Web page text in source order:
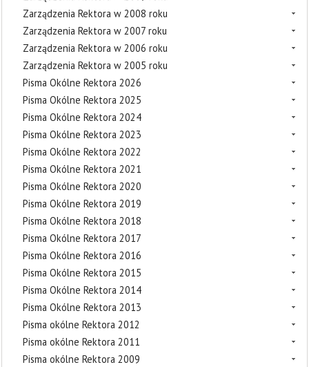
Zarządzenia Rektora w 2008 roku
Zarządzenia Rektora w 2007 roku
Zarządzenia Rektora w 2006 roku
Zarządzenia Rektora w 2005 roku
Pisma Okólne Rektora 2026
Pisma Okólne Rektora 2025
Pisma Okólne Rektora 2024
Pisma Okólne Rektora 2023
Pisma Okólne Rektora 2022
Pisma Okólne Rektora 2021
Pisma Okólne Rektora 2020
Pisma Okólne Rektora 2019
Pisma Okólne Rektora 2018
Pisma Okólne Rektora 2017
Pisma Okólne Rektora 2016
Pisma Okólne Rektora 2015
Pisma Okólne Rektora 2014
Pisma Okólne Rektora 2013
Pisma okólne Rektora 2012
Pisma okólne Rektora 2011
Pisma okólne Rektora 2009